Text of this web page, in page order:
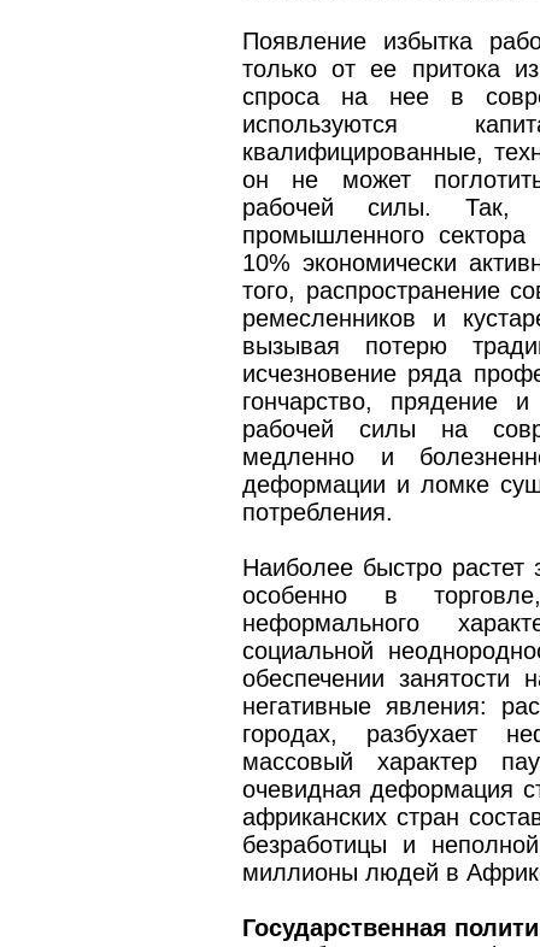
Появление избытка
только от ее притока
спроса на нее в
используются
квалифицированные,
он не может
рабочей силы. Так,
промышленного
10% экономически
того, распространение
ремесленников и
вызывая потерю
исчезновение ряда
гончарство, прядение
рабочей силы на
медленно и
деформации и ломке
потребления.
Наиболее быстро растет
особенно в
неформального
социальной
обеспечении занятости
негативные явления:
городах, разбухает
массовый характер
очевидная деформация
африканских стран
безработицы и
миллионы людей в
Государственная